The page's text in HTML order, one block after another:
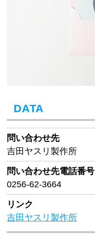
DATA
問い合わせ先
吉田ヤスリ製作所
問い合わせ先電話番号
0256-62-3664
リンク
吉田ヤスリ製作所